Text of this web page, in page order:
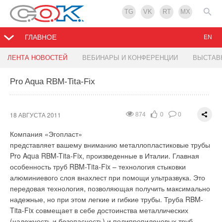
TG VK RT MX
ГЛАВНОЕ
ЛЕНТА НОВОСТЕЙ ВЕБИНАРЫ И КОНФЕРЕНЦИИ
EN
Pro Aqua RBM-Tita-Fix
874 0 0
18 АВГУСТА 2011
Компания «Эгопласт»
представляет вашему вниманию металлопластиковые трубы
Pro Aqua RBM-Tita-Fix, произведенные в Италии. Главная
особенность труб RBM-Tita-Fix – технология стыковки
алюминиевого слоя внахлест при помощи ультразвука. Это
передовая технология, позволяющая получить максимально
надежные, но при этом легкие и гибкие трубы. Труба RBM-
Tita-Fix совмещает в себе достоинства металлических
Пресс-завтрак Uponor
17 АВГУСТА 2011
журналисты ведущих специализированных СМИ и
деятельности компании в России за I полугодие 2011 года, а
также особенности и перспективы развития и внедрения
новейших технологий в области экологического
строительства на территории России. Также на мероприятии
были представлены новые решения Uponor в области
водоснабжения и внутреннего климата помещений,
соответствующие требованиям «зеленых» стандартов.
GREE в США
16 АВГУСТА 2011
Дистрибуторы Vaillant на на Гран-При
1315 0 0
15 АВГУСТА 2011
Несколько месяцев дистрибьюторы Vaillant боролись за
Формулы-1 на Гран-При Германии в гостевой ложе Vaillant,
который состоялся 24 июля 2011 года.
Почувствовать высокие скорости, азарт борьбы, визг
тормозов и увидеть собственными глазами накал страстей
под флагами Формулы-1 удалось десяти представителям
компаний, показавшим наилучшие результаты в отборочных
соревнованиях в категориях: